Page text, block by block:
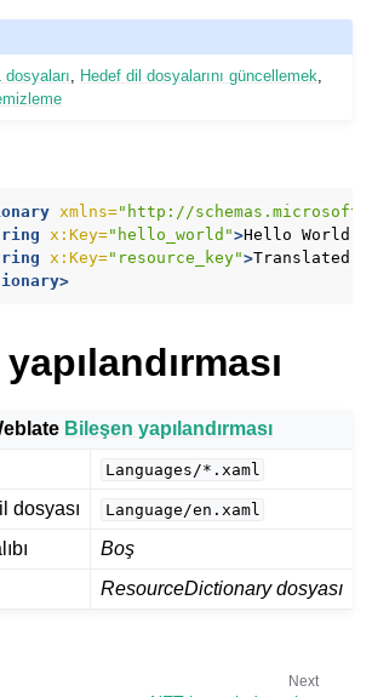
Hedef dil dosyalarını güncellemek
xmlns="http://
x:Key="hello_world">Hello World!
x:Key="resource_key">Translated
Bileşen yapılandırması
Languages/*.xaml
dosyası Language/en.xaml
Boş
ResourceDictionary dosyası
Next